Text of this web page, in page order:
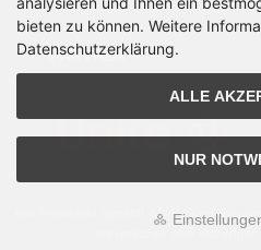
PARTNER
Alle Preise inkl. gesetzl. MwSt. zzgl.
bieten zu können. Weitere
Datenschutzerklärung.
ALLE
NUR